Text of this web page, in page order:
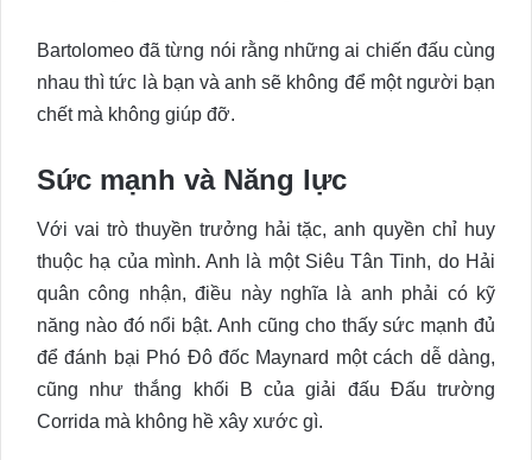
Bartolomeo đã từng nói rằng những ai chiến đấu cùng
nhau thì tức là bạn và anh sẽ không để một người bạn
chết mà không giúp đỡ.
Sức mạnh và Năng lực
Với vai trò thuyền trưởng hải tặc, anh quyền chỉ huy
thuộc hạ của mình. Anh là một Siêu Tân Tinh, do Hải
quân công nhận, điều này nghĩa là anh phải có kỹ
năng nào đó nổi bật. Anh cũng cho thấy sức mạnh đủ
để đánh bại Phó Đô đốc Maynard một cách dễ dàng,
cũng như thắng khối B của giải đấu Đấu trường
Corrida mà không hề xây xước gì.